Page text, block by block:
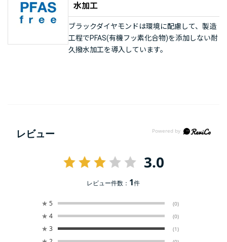
水加工
ブラックダイヤモンドは環境に配慮して、製造
工程でPFAS(有機フッ素化合物)を添加しない耐
久撥水加工を導入しています。
レビュー
3.0
レビュー件数： 1件
★ 5 (0)
★ 4 (0)
★ 3 (1)